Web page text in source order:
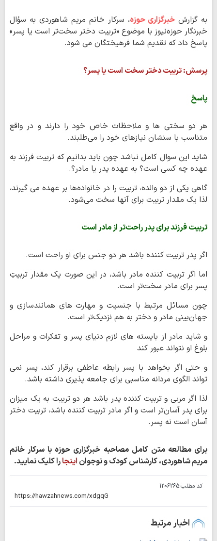
به گزارش خبرگزاری حوزه، سرکار خانم مریم شاهوردی به سؤال
خبرنگار حوزه‌نیوز با موضوع «تربیت دختر سخت‌تر است یا پسر»
پاسخ داد که تقدیم شما فرهیختگان می شود.
پرسش:تربیت دختر سخت است یا پسر؟
پاسخ
هر دو سختی ها و ملاحظات خاص خود را دارند و در واقع
متناسب با سنشان نیازهای خود را می‌طلبند.
شاید این سوال کامل نباشد چون باید بدانیم که تربیت فرزند به
عهده چه کسی است؟ به عهده پدر یا مادر؟.
گاهی یکی از دو والده، تربیت را در خانواده‌ها بر عهده می گیرند،
لذا یک مقدار تربیت برای آنها سخت می‌شود.
تربیت فرزند برای پدر راحت‌تر از مادر است
اگر پدر تربیت کننده باشد هر دو جنس برای او راحت است.
اما اگر تربیت کننده مادر باشد، در این صورت یک مقدار تربیتِ
پسر برای مادر سخت‌تر است.
چون مسائل مرتبط با جنسیت و مهارت های همانندسازی و
جهان‌بینی مادر و دختر به هم نزدیک‌تر است.
و شاید مادر از بایسته های لازم دنیای پسر و تفکرات و مراحل
بلوغ او نتواند عبور کند
و حتی اگر بخواهد با پسر رابطه عاطفی برقرار کند، پسر نمی
تواند الگوی مردانه مناسبی برای جامعه پذیری داشته باشد.
لذا اگر مربی و تربیت کننده پدر باشد هر دو تربیت به یک میزان
برای پدر آسان‌تر است و اگر مادر تربیت کننده باشد، تربیت دختر
آسان‌ است نه پسر.
برای مطالعه متن کامل مصاحبه خبرگزاری حوزه با سرکار خانم
مریم شاهوردی، کارشناس کودک و نوجوان اینجارا کلیک نمایید.
کد مطلب:1206265
اخبار مرتبط